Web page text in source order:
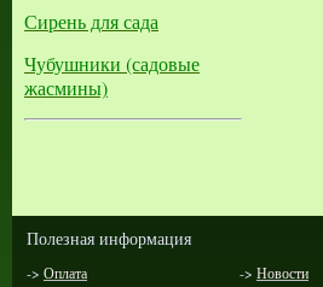
Сирень для сада
Чубушники (садовые
жасмины)
Полезная информация
-> Оплата -> Новости